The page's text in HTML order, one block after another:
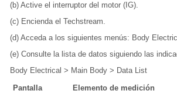
(b) Active el interruptor del motor (IG).
(c) Encienda el Techstream.
(d) Acceda a los siguientes menús: Body
(e) Consulte la lista de datos siguiendo las
Body Electrical > Main Body > Data List
Pantalla
Elemento de medición